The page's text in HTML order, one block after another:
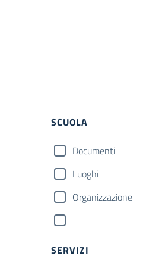
SCUOLA
Documenti
Luoghi
Organizzazione
SERVIZI